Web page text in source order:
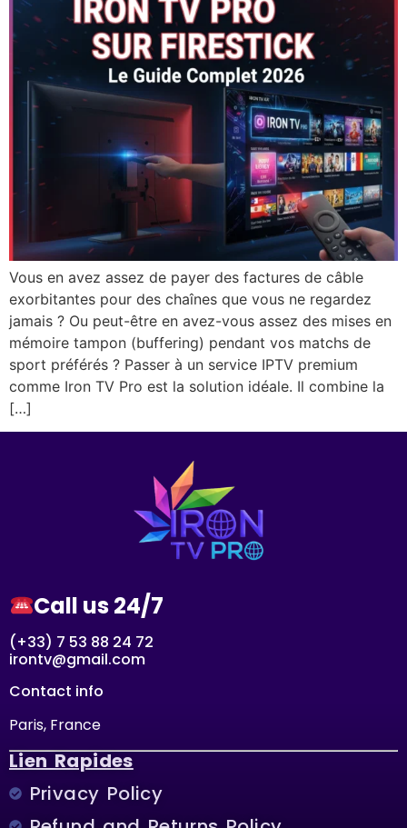
Vous en avez assez de payer des factures de câble
exorbitantes pour des chaînes que vous ne regardez
jamais ? Ou peut-être en avez-vous assez des mises en
mémoire tampon (buffering) pendant vos matchs de
sport préférés ? Passer à un service IPTV premium
comme Iron TV Pro est la solution idéale. Il combine la
[…]
Call us 24/7
(+33) 7 53 88 24 72
irontv@gmail.com
Contact info
Paris, France
Lien Rapides
Privacy Policy